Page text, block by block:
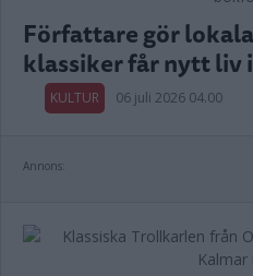
Författare gör
klassiker får nytt liv
KULTUR 06 juli 2026 04.00
Annons: